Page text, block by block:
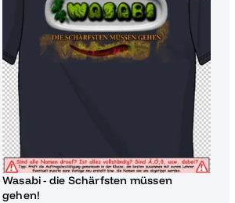
Wasabi - die Schärfsten müssen
gehen!